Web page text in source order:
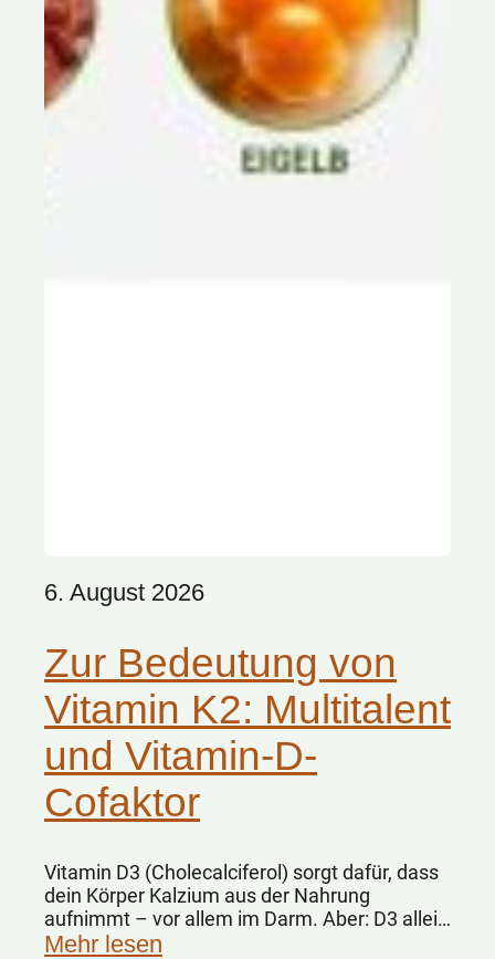
6. August 2026
Zur Bedeutung von
Vitamin K2: Multitalent
und Vitamin-D-
Cofaktor
Vitamin D3 (Cholecalciferol) sorgt dafür, dass
dein Körper Kalzium aus der Nahrung
aufnimmt – vor allem im Darm. Aber: D3 allein
„weiß“ nicht, wohin das Kalzium im Körper
Mehr lesen